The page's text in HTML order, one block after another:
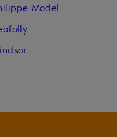
Model